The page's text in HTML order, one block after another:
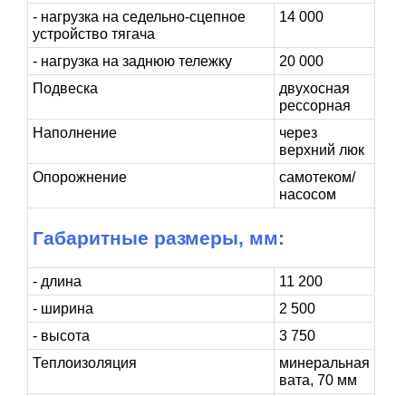
- нагрузка на седельно-сцепное
устройство тягача
14 000
- нагрузка на заднюю тележку
20 000
Подвеска
двухосная
рессорная
Наполнение
через
верхний люк
Опорожнение
самотеком/
насосом
Габаритные размеры, мм:
- длина
11 200
- ширина
2 500
- высота
3 750
Теплоизоляция
минеральная
вата, 70 мм